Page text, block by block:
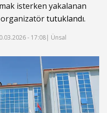
isterken yakalanan
organizatörtutuklandı.
- 17:08| Ünsal